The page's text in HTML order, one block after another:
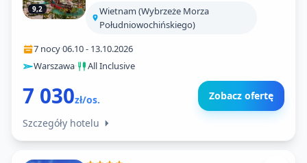
9,2
Wietnam (Wybrzeże Morza
Południowochińskiego)
7 nocy·06.10- 13.10.2026
Warszawa· All Inclusive
7 030zł/os. Zobacz ofertę
Szczegóły hotelu